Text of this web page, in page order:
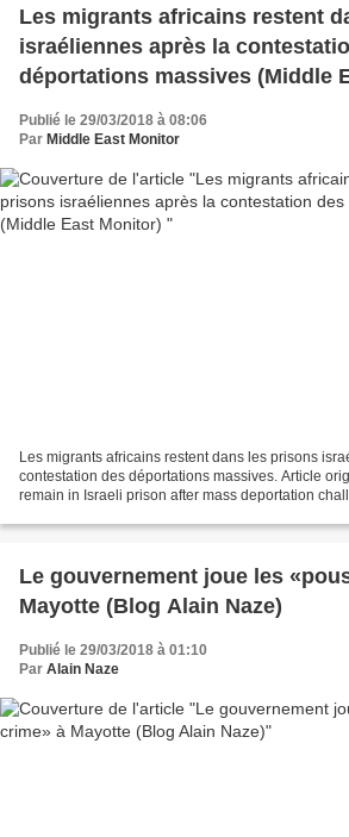
Les migrants africains restent
israéliennes après la
déportations massives (Middle
Publié le 29/03/2018 à 08:06
Par Middle East Monitor
Les migrants africains restent dans les prisons
contestation des déportations massives. Article
remain in Israeli prison after mass deportation
Le gouvernement joue les
Mayotte (Blog Alain Naze)
Publié le 29/03/2018 à 01:10
Par Alain Naze